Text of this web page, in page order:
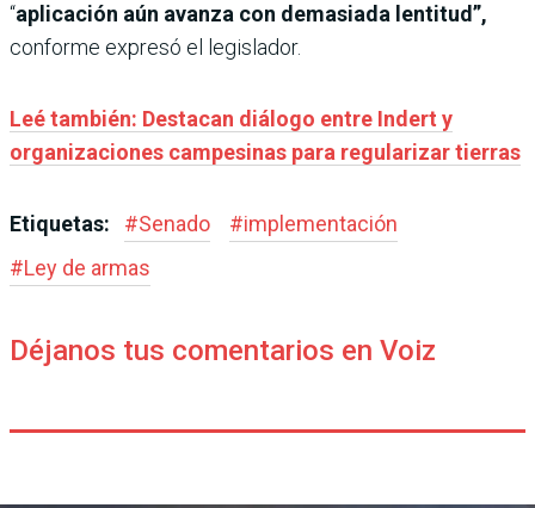
“aplicación aún avanza con demasiada lentitud”,
conforme expresó el legislador.
Leé también: Destacan diálogo entre Indert y
organizaciones campesinas para regularizar tierras
Etiquetas: #Senado #implementación
#Ley de armas
Déjanos tus comentarios en Voiz